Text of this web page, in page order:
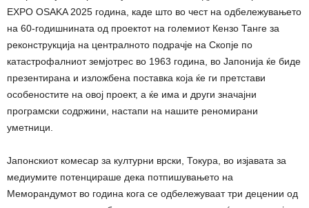
EXPO OSAKA 2025 година, каде што во чест на одбележувањето
на 60-годишнината од проектот на големиот Кензо Танге за
реконструкција на централното подрачје на Скопје по
катастрофалниот земјотрес во 1963 година, во Јапонија ќе биде
презентирана и изложбена поставка која ќе ги претстави
особеностите на овој проект, а ќе има и други значајни
програмски содржини, настапи на нашите реномирани
уметници.
Јапонскиот комесар за културни врски, Токура, во изјавата за
медиумите потенцираше дека потпишувањето на
Меморандумот во година кога се одбележуваат три децении од